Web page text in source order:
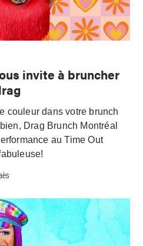
invite à bruncher
couleur dans votre brunch
Drag Brunch Montréal
au Time Out